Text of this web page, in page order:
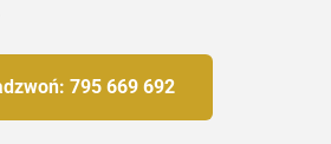
795 669 692